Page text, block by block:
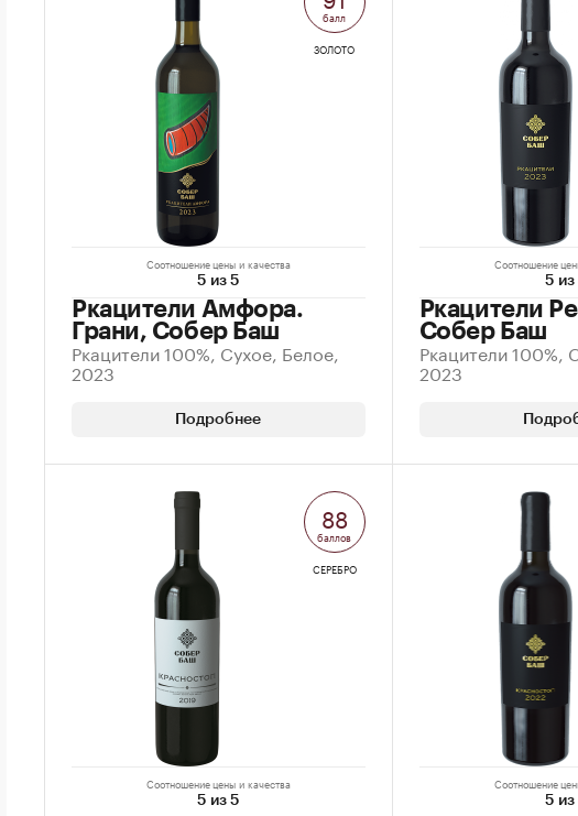
Соотношение цены и качества
5 из 5
Ркацители Амфора.
Грани, Собер Баш
Ркацители 100%, Сухое, Белое,
2023
Подробнее
балл
ЗОЛОТО
Соотношение
5 из
Ркацители
Собер Баш
Ркацители 100%,
2023
Соотношение цены и качества
5 из 5
88
баллов
СЕРЕБРО
Соотношение
5 из